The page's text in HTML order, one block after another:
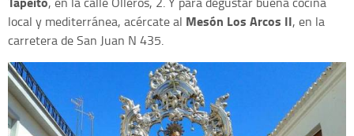
local y mediterránea, acércate al Mesón Los Arcos II, en la
carretera de San Juan N 435.